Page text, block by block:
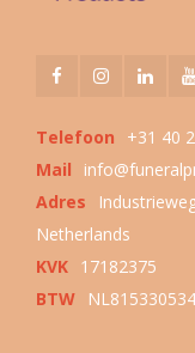
Telefoon
+31 40
Mail
Adres
Netherlands
KVK 17182375
BTW